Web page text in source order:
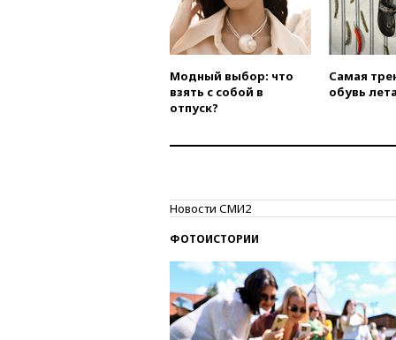
Модный выбор: что
взять с собой в
отпуск?
Самая
обувь
Новости СМИ2
ФОТОИСТОРИИ